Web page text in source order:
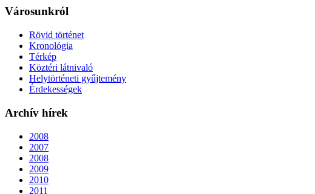
Városunkról
Rövid történet
Kronológia
Térkép
Köztéri látnivaló
Helytörténeti gyűjtemény
Érdekességek
Archív hírek
2008
2007
2008
2009
2010
2011